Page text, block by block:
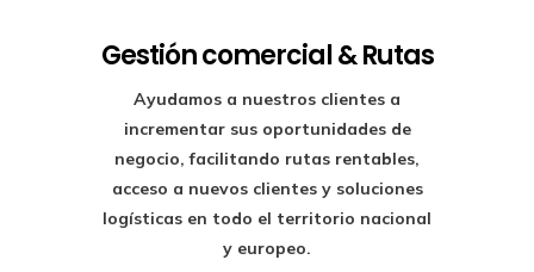
Gestión comercial & Rutas
Ayudamos a nuestros clientes a
incrementar sus oportunidades de
negocio, facilitando rutas rentables,
acceso a nuevos clientes y soluciones
logísticas en todo el territorio nacional
y europeo.